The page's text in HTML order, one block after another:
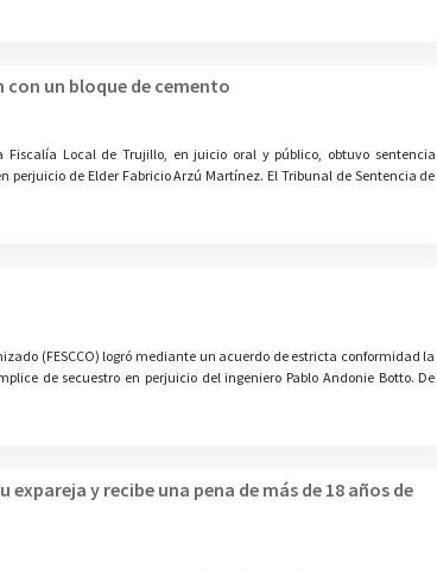
con un bloque de cemento
Fiscalía Local de Trujillo, en juicio oral y público, obtuvo sentencia
de Elder Fabricio Arzú Martínez. El Tribunal de Sentencia de
(FESCCO) logró mediante un acuerdo de estricta conformidad la
de secuestro en perjuicio del ingeniero Pablo Andonie Botto. De
y recibe una pena de más de 18 años de